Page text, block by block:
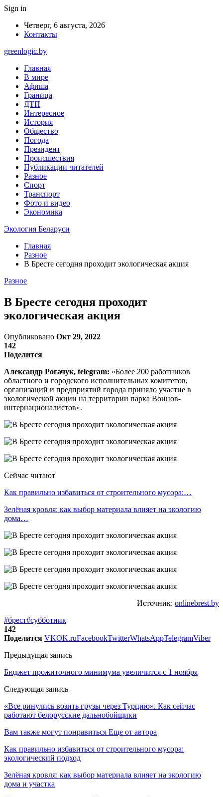
Sign in
Четверг, 6 августа, 2026
Контакты
greenlogic.by
Главная
В мире
Афиша
Граница
ДТП
Интересное
История
Общество
Погода
Президент
Происшествия
Публикации читателей
Разное
Спорт
Транспорт
Фото и видео
Экономика
Экология Беларуси
Главная
Разное
В Бресте сегодня проходит экологическая акция
Разное
В Бресте сегодня проходит
экологическая акция
Опубликовано Окт 29, 2022
142
Поделится
Александр Рогачук, telegram: «Более 200 работников
областного и городского исполнительных комитетов,
организаций и предприятий города приняло участие в
экологической акции на территории парка Воинов-
интернационалистов».
Сейчас читают
Как правильно избавиться от строительного мусора:…
Зелёная кровля: как выбор материала влияет на экологию
дома…
Источник: onlinebrest.by
#брест#субботник
142
Поделится VKOK.ruFacebookTwitterWhatsAppTelegramViber
Предыдущая запись
Бюджет прожиточного минимума увеличится с 1 ноября
Следующая запись
«Все ринулись возить грузы через Турцию». Как сейчас
работают белорусские дальнобойщики
Вам также могут понравиться Еще от автора
Как правильно избавиться от строительного мусора:
экологический подход
Зелёная кровля: как выбор материала влияет на экологию
дома и участка